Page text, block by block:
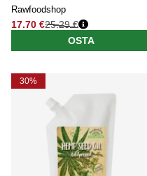
Rawfoodshop
17.70 €
Normaali hinta
25.29 €
OSTA
30%